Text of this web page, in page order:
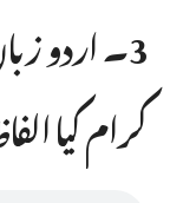
3۔ اردو
کرام کیا